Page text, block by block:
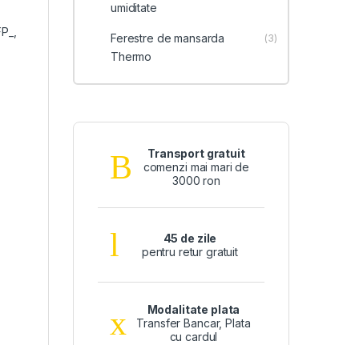
umiditate
Ferestre de mansarda
Thermo
(3)
Transport gratuit
comenzi mai mari de
3000 ron
45 de zile
pentru retur gratuit
Modalitate plata
Transfer Bancar, Plata
cu cardul